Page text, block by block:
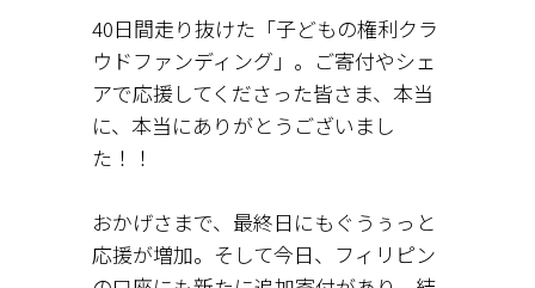
40日間走り抜けた「子どもの権利クラ
ウドファンディング」。ご寄付やシェ
アで応援してくださった皆さま、本当
に、本当にありがとうございまし
た！！
おかげさまで、最終日にもぐうぅっと
応援が増加。そして今日、フィリピン